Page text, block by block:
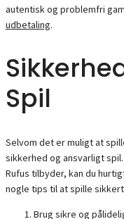
autentisk og problemfri
udbetaling.
Spil
Selvom det er muligt at
sikkerhed og ansvarligt
Rufus tilbyder, kan du
nogle tips til at spille
Brug sikre og